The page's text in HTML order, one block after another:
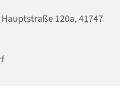
120a, 41747